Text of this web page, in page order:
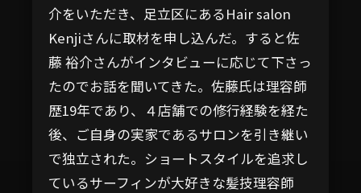
介をいただき、足立区にあるHair salon
Kenjiさんに取材を申し込んだ。すると佐
藤 裕介さんがインタビューに応じて下さっ
たのでお話を聞いてきた。佐藤氏は理容師
歴19年であり、４店舗での修行経験を経た
後、ご自身の実家であるサロンを引き継い
で独立された。ショートスタイルを追求し
ているサーフィンが大好きな髪技理容師